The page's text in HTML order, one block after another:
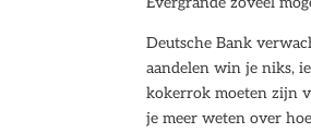
Deutsche Bank
aandelen win je niks,
kokerrok moeten zijn
je meer weten over